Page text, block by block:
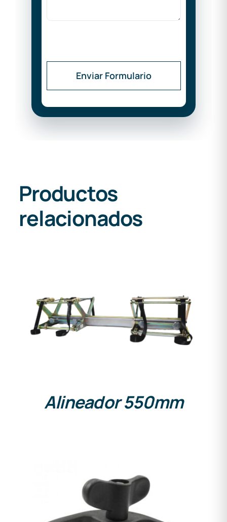
Enviar Formulario
Productos
relacionados
DETALLES
Alineador 550mm